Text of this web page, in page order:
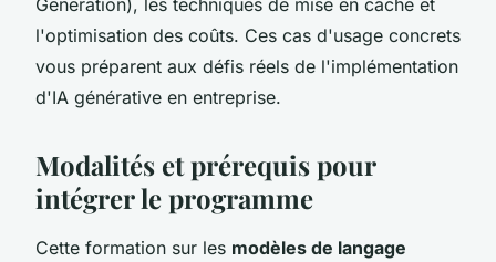
l'optimisation des coûts. Ces cas d'usage concrets
vous préparent aux défis réels de l'implémentation
d'IA générative en entreprise.
Modalités et prérequis pour
intégrer le programme
Cette formation sur les modèles de langage